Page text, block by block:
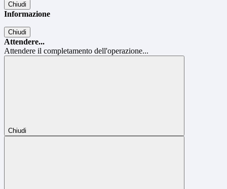
Chiudi
Informazione
Chiudi
Attendere...
Attendere il completamento dell'operazione...
Chiudi